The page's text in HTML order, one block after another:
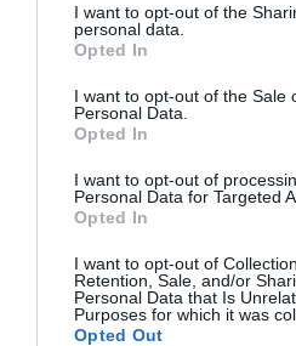
not limited to your visit or usage
grant or deny consent to Google
use your data for below
consent section.
I want to opt-out of the
personal data.
Opted In
I want to opt-out of the Sale
Personal Data.
Opted In
I want to opt-out of
Personal Data for Targeted
Opted In
I want to opt-out of
Retention, Sale, and/or
Personal Data that Is
Purposes for which it was
Opted Out
ΦΑΡΜΑΚΑ
mRNA: Οι
πλέον στις ΗΠΑ από